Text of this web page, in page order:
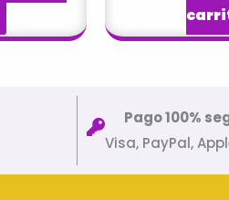
Pago 100%
Visa, PayPal,